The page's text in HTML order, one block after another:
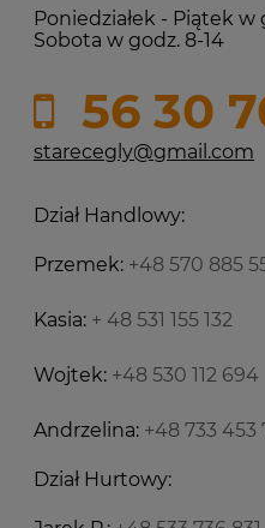
Poniedziałek - Piątek w
Sobota w godz. 8-14
56 30
starecegly@gmail.com
Dział Handlowy:
Przemek: +48 570 885
Kasia: + 48 531 155 132
Wojtek: +48 530 112 694
Andrzelina: +48 733 453
Dział Hurtowy: